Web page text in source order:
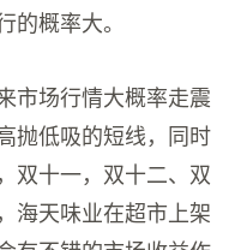
的概率大。
市场行情大概率走震
抛低吸的短线，同时
双十一，双十二、双
海天味业在超市上架